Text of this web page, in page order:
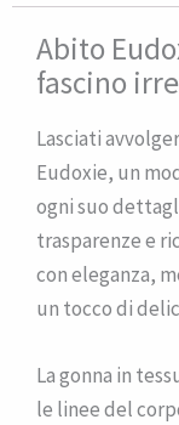
Abito
fascino
Lasciati
Eudoxie, un
ogni suo
trasparenze e
con eleganza,
un tocco di
La gonna in
le linee del